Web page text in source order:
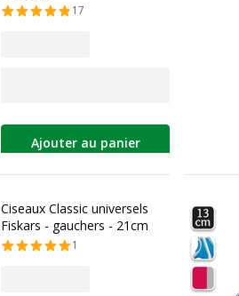
17
Ajouter au panier
Ciseaux Classic universels
Fiskars - gauchers - 21cm
1